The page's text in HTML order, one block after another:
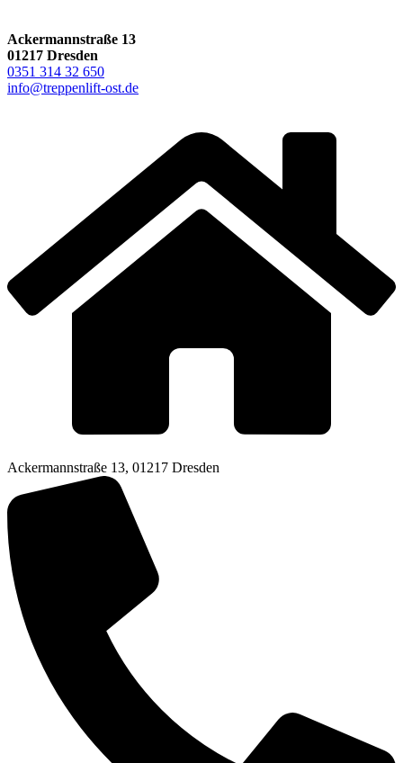
Ackermannstraße 13
01217 Dresden
0351 314 32 650
info@treppenlift-ost.de
Ackermannstraße 13, 01217 Dresden